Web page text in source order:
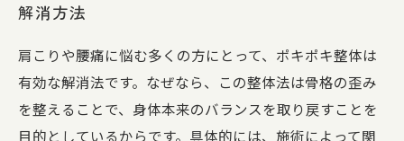
解消方法
肩こりや腰痛に悩む多くの方にとって、ポキポキ整体は
有効な解消法です。なぜなら、この整体法は骨格の歪み
を整えることで、身体本来のバランスを取り戻すことを
目的としているからです。具体的には、施術によって関